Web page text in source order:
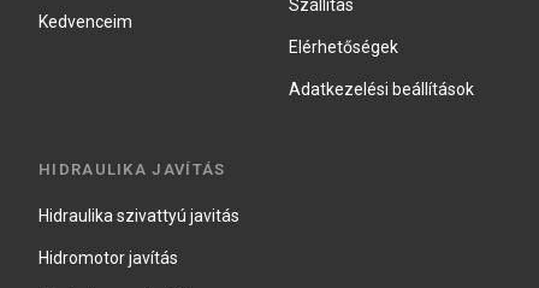
Kedvenceim
Szállítás
Elérhetőségek
Adatkezelési beállítások
HIDRAULIKA JAVÍTÁS
Hidraulika szivattyú javitás
Hidromotor javítás